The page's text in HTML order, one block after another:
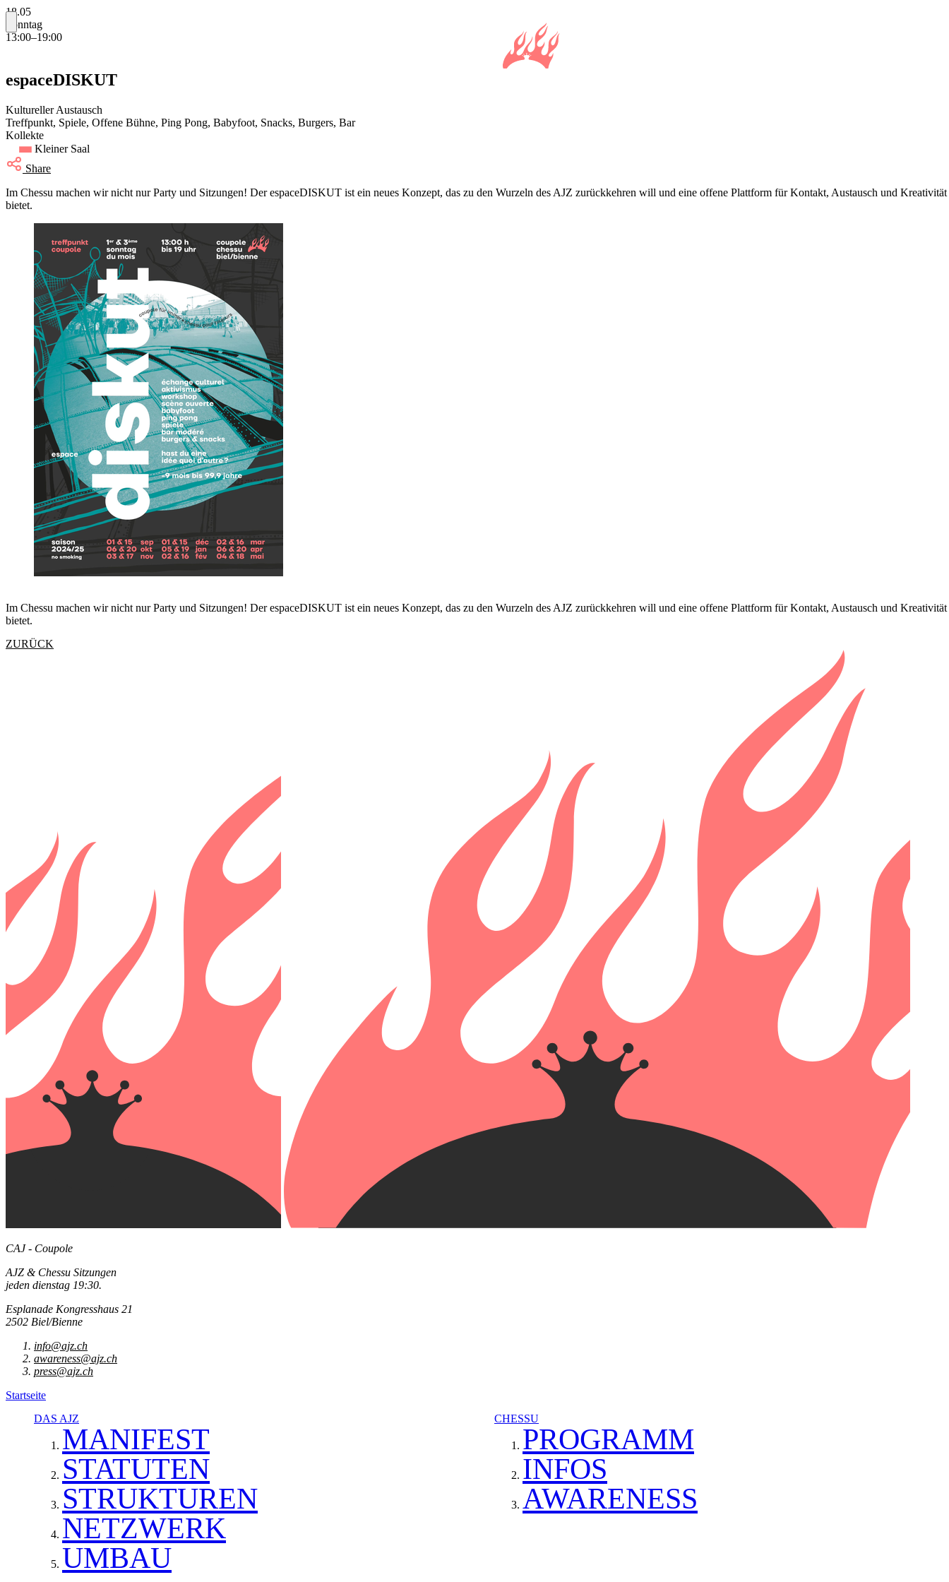
18.05
Sonntag
13:00–19:00
espaceDISKUT
Kultureller Austausch
Treffpunkt, Spiele, Offene Bühne, Ping Pong, Babyfoot, Snacks, Burgers, Bar
Kollekte
Kleiner Saal
Share
Im Chessu machen wir nicht nur Party und Sitzungen! Der espaceDISKUT ist ein neues Konzept, das zu den Wurzeln des AJZ zurückkehren will und eine offene Plattform für Kontakt, Austausch und Kreativität
bietet.
Im Chessu machen wir nicht nur Party und Sitzungen! Der espaceDISKUT ist ein neues Konzept, das zu den Wurzeln des AJZ zurückkehren will und eine offene Plattform für Kontakt, Austausch und Kreativität
bietet.
ZURÜCK
CAJ - Coupole
AJZ & Chessu Sitzungen
jeden dienstag 19:30.
Esplanade Kongresshaus 21
2502 Biel/Bienne
info@ajz.ch
awareness@ajz.ch
press@ajz.ch
Startseite
DAS AJZ
MANIFEST
STATUTEN
STRUKTUREN
NETZWERK
UMBAU
CHESSU
PROGRAMM
INFOS
AWARENESS